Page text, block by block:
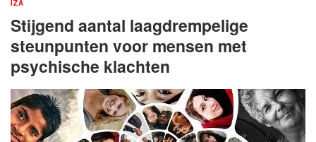
IZA
Stijgend aantal laagdrempelige
steunpunten voor mensen met
psychische klachten